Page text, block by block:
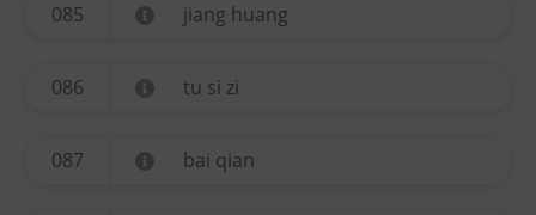
085 jiang huang
086 tu si zi
087 bai qian